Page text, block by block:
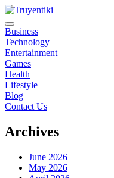
Skip
to
content
Truyentiki
Business
Technology
Entertainment
Games
Health
Lifestyle
Blog
Contact Us
Archives
June 2026
May 2026